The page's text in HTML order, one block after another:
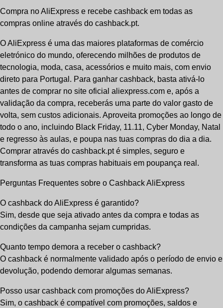
Compra no AliExpress e recebe cashback em todas as
compras online através do cashback.pt.
O AliExpress é uma das maiores plataformas de comércio
eletrónico do mundo, oferecendo milhões de produtos de
tecnologia, moda, casa, acessórios e muito mais, com envio
direto para Portugal. Para ganhar cashback, basta ativá-lo
antes de comprar no site oficial aliexpress.com e, após a
validação da compra, receberás uma parte do valor gasto de
volta, sem custos adicionais. Aproveita promoções ao longo de
todo o ano, incluindo Black Friday, 11.11, Cyber Monday, Natal
e regresso às aulas, e poupa nas tuas compras do dia a dia.
Comprar através do cashback.pt é simples, seguro e
transforma as tuas compras habituais em poupança real.
Perguntas Frequentes sobre o Cashback AliExpress
O cashback do AliExpress é garantido?
Sim, desde que seja ativado antes da compra e todas as
condições da campanha sejam cumpridas.
Quanto tempo demora a receber o cashback?
O cashback é normalmente validado após o período de envio e
devolução, podendo demorar algumas semanas.
Posso usar cashback com promoções do AliExpress?
Sim, o cashback é compatível com promoções, saldos e